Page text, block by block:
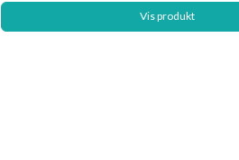
Vis produkt